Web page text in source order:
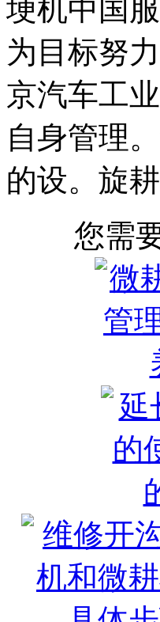
埂机中国
为目标努
京汽车工
自身管理
的设。旋
您需